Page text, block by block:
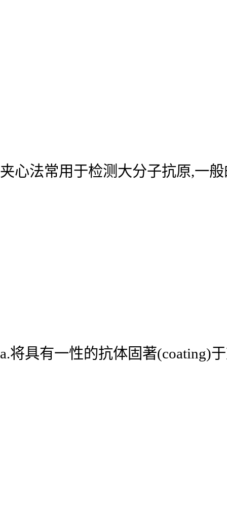
夹心法常用于检测大分子抗原,一
a.将具有一性的抗体固著(coating)